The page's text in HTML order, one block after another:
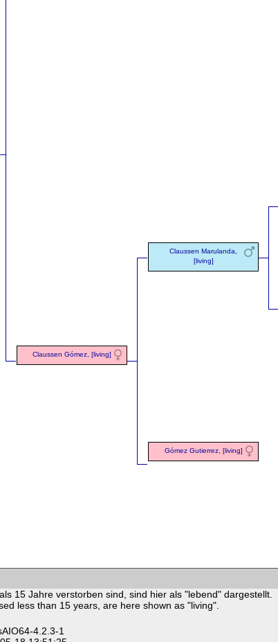
Claussen Gómez, [living]
Claussen Marulanda,
[living]
Gómez Gutierrez, [living]
15 Jahre verstorben sind, sind hier als "lebend" dargestellt.
less than 15 years, are here shown as "living".
4.2.3-1